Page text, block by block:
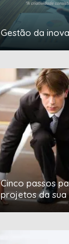
Gestão da
Cinco passos
projetos da sua